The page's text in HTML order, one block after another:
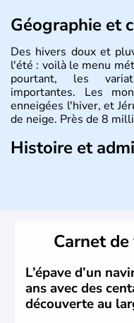
Géographie et
Des hivers doux et
l'été : voilà le menu
pourtant, les
importantes. Les
enneigées l'hiver, et
de neige. Près de 8
Histoire et
L'Israël est un état
vrai essorCarnet
L’épave d’un
ans avec des
découverte au